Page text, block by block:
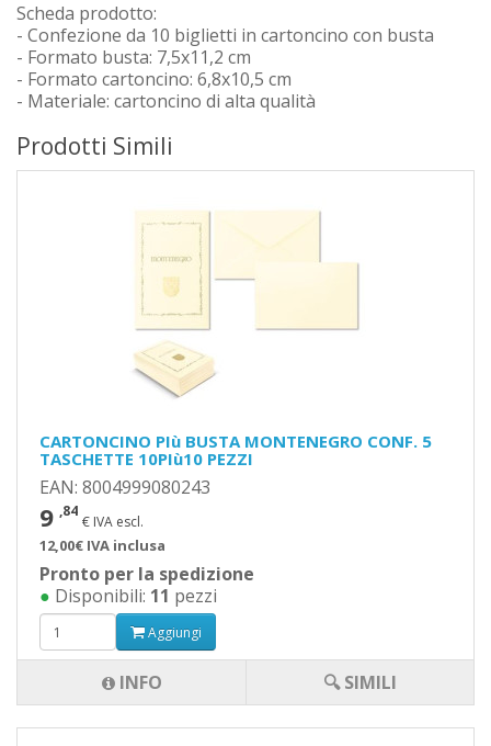
Scheda prodotto:
- Confezione da 10 biglietti in cartoncino con busta
- Formato busta: 7,5x11,2 cm
- Formato cartoncino: 6,8x10,5 cm
- Materiale: cartoncino di alta qualità
Prodotti Simili
CARTONCINO PIù BUSTA MONTENEGRO CONF. 5
TASCHETTE 10PIù10 PEZZI
EAN: 8004999080243
9 ,84
€ IVA escl.
12,00€ IVA inclusa
Pronto per la spedizione
● Disponibili: 11 pezzi
Aggiungi
INFO 🔍 SIMILI